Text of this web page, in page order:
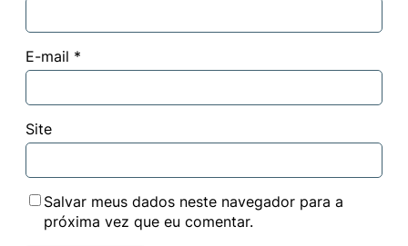
E-mail *
Site
Salvar meus dados neste navegador para a
próxima vez que eu comentar.